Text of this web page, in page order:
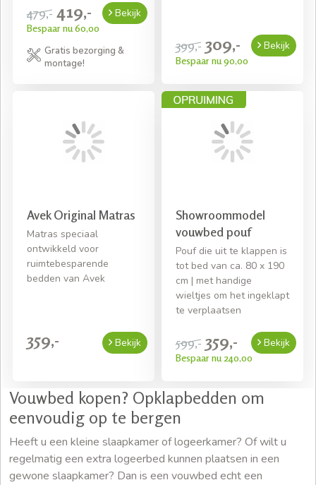
479,- 419,-
Bespaar nu 60,00
Bekijk
Gratis bezorging &
montage!
399,- 309,-
Bespaar nu 90,00
Bekijk
Avek Original Matras
Matras speciaal
ontwikkeld voor
ruimtebesparende
bedden van Avek
359,- Bekijk
Showroommodel
vouwbed pouf
Pouf die uit te klappen is
tot bed van ca. 80 x 190
cm | met handige
wieltjes om het ingeklapt
te verplaatsen
599,- 359,-
Bespaar nu 240,00
Bekijk
Vouwbed kopen? Opklapbedden om
eenvoudig op te bergen
Heeft u een kleine slaapkamer of logeerkamer? Of wilt u
regelmatig een extra logeerbed kunnen plaatsen in een
gewone slaapkamer? Dan is een vouwbed echt een